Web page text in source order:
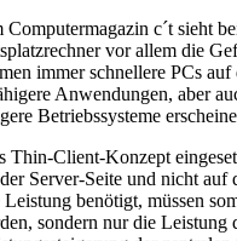
c´t sieht
vor allem die
immer schnellere PCs
Anwendungen, aber
Betriebssysteme
Thin-Client-Konzept
Server-Seite und nicht auf
benötigt, müssen
sondern nur die Leistung